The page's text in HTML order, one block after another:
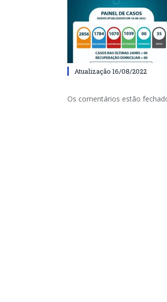
Atualização 16/08/2022
Os comentários estão